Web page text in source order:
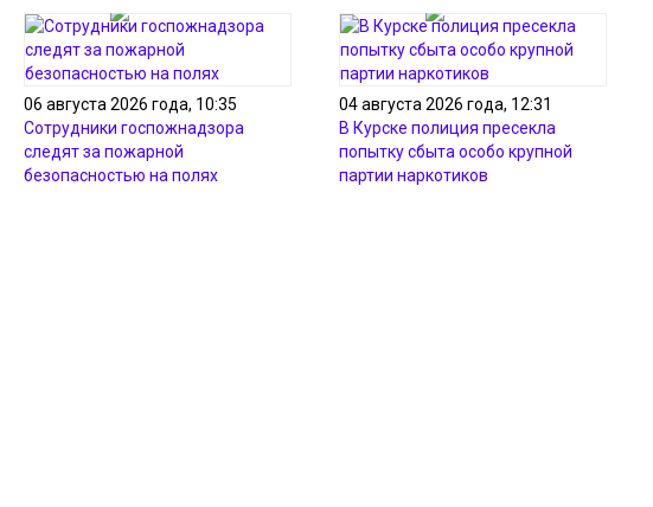
06 августа 2026 года, 10:35
Сотрудники госпожнадзора
следят за пожарной
безопасностью на полях
04 августа 2026 года, 12:31
В Курске полиция пресекла
попытку сбыта особо крупной
партии наркотиков